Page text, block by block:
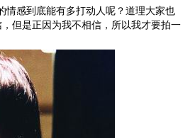
感到底能有多打动人呢？道理大家也
但是正因为我不相信，所以我才要拍一